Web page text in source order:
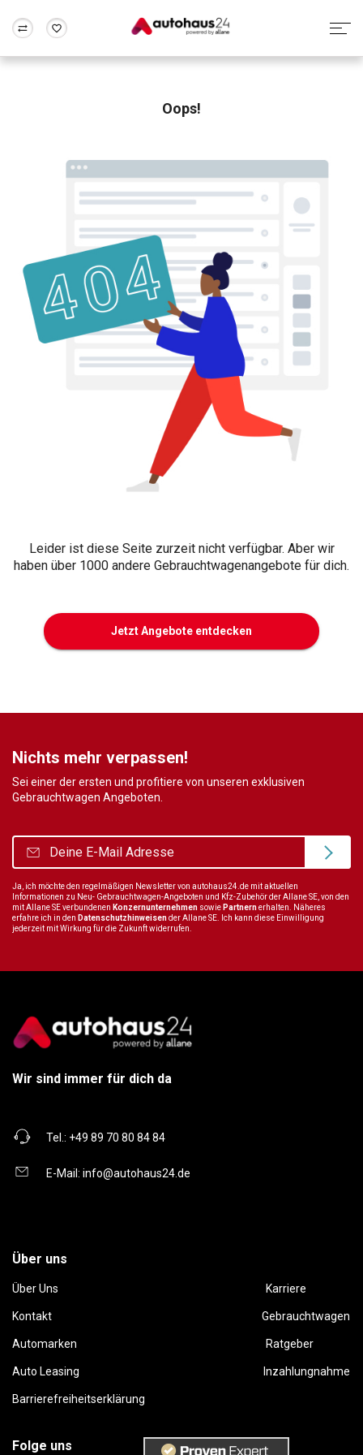
Rund um die Inzahlungnahme
Oops!
Leider ist diese Seite zurzeit nicht verfügbar. Aber wir
haben über 1000 andere Gebrauchtwagenangebote für dich.
Jetzt Angebote entdecken
Nichts mehr verpassen!
Sei einer der ersten und profitiere von unseren exklusiven
Gebrauchtwagen Angeboten.
Ja, ich möchte den regelmäßigen Newsletter von autohaus24.de mit aktuellen
Informationen zu Neu- Gebrauchtwagen-Angeboten und Kfz-Zubehör der Allane SE, von den
mit Allane SE verbundenen Konzernunternehmen sowie Partnernerhalten. Näheres
erfahre ich in den Datenschutzhinweisender Allane SE. Ich kann diese Einwilligung
jederzeit mit Wirkung für die Zukunft widerrufen.
Wir sind immer für dich da
Tel.: +49 89 70 80 84 84
E-Mail: info@autohaus24.de
Über uns
Über Uns Karriere
Kontakt Gebrauchtwagen
Automarken Ratgeber
Auto Leasing Inzahlungnahme
Barrierefreiheitserklärung
Folge uns